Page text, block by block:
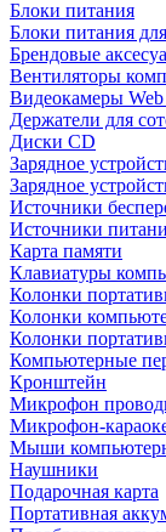
Блоки питания
Блоки питания
Брендовые
Вентиляторы
Видеокамеры Web
Держатели для
Диски CD
Зарядное
Зарядное
Источники
Источники
Карта памяти
Клавиатуры
Колонки
Колонки
Колонки
Компьютерные
Кронштейн
Микрофон
Микрофон-
Мыши
Наушники
Подарочная карта
Портативная